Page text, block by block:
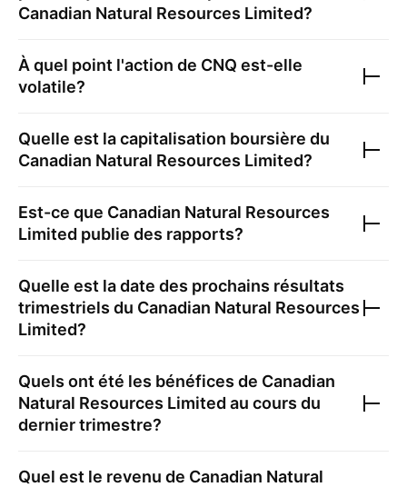
Canadian Natural Resources Limited?
À quel point l'action de CNQ est-elle
volatile?
Quelle est la capitalisation boursière du
Canadian Natural Resources Limited?
Est-ce que Canadian Natural Resources
Limited publie des rapports?
Quelle est la date des prochains résultats
trimestriels du Canadian Natural Resources
Limited?
Quels ont été les bénéfices de Canadian
Natural Resources Limited au cours du
dernier trimestre?
Quel est le revenu de Canadian Natural